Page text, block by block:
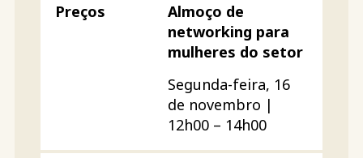
Almoço de
networking para
mulheres do setor
Segunda-feira, 16
de novembro |
12h00 – 14h00